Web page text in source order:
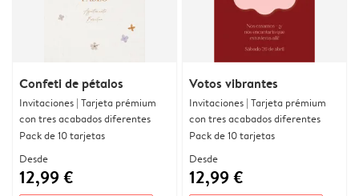
Confeti de pétalos
Invitaciones | Tarjeta prémium
con tres acabados diferentes
Pack de 10 tarjetas
Desde
12,99 €
Votos vibrantes
Invitaciones | Tarjeta prémium
con tres acabados diferentes
Pack de 10 tarjetas
Desde
12,99 €